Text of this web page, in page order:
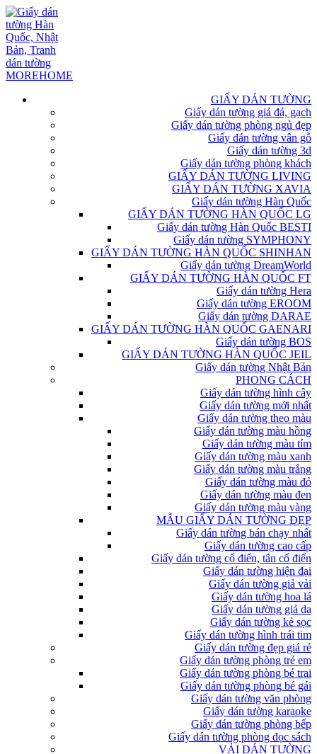
GIẤY DÁN TƯỜNG
Giấy dán tường giả đá, gạch
Giấy dán tường phòng ngủ đẹp
Giấy dán tường vân gỗ
Giấy dán tường 3d
Giấy dán tường phòng khách
GIẤY DÁN TƯỜNG LIVING
GIẤY DÁN TƯỜNG XAVIA
Giấy dán tường Hàn Quốc
GIẤY DÁN TƯỜNG HÀN QUỐC LG
Giấy dán tường Hàn Quốc BESTI
Giấy dán tường SYMPHONY
GIẤY DÁN TƯỜNG HÀN QUỐC SHINHAN
Giấy dán tường DreamWorld
GIẤY DÁN TƯỜNG HÀN QUỐC FT
Giấy dán tường Hera
Giấy dán tường EROOM
Giấy dán tường DARAE
GIẤY DÁN TƯỜNG HÀN QUỐC GAENARI
Giấy dán tường BOS
GIẤY DÁN TƯỜNG HÀN QUỐC JEIL
Giấy dán tường Nhật Bản
PHONG CÁCH
Giấy dán tường hình cây
Giấy dán tường mới nhất
Giấy dán tường theo màu
Giấy dán tường màu hồng
Giấy dán tường màu tím
Giấy dán tường màu xanh
Giấy dán tường màu trắng
Giấy dán tường màu đỏ
Giấy dán tường màu đen
Giấy dán tường màu vàng
MẪU GIẤY DÁN TƯỜNG ĐẸP
Giấy dán tường bán chạy nhất
Giấy dán tường cao cấp
Giấy dán tường cổ điển, tân cổ điển
Giấy dán tường hiện đại
Giấy dán tường giả vải
Giấy dán tường hoa lá
Giấy dán tường giả da
Giấy dán tường kẻ sọc
Giấy dán tường hình trái tim
Giấy dán tường đẹp giá rẻ
Giấy dán tường phòng trẻ em
Giấy dán tường phòng bé trai
Giấy dán tường phòng bé gái
Giấy dán tường văn phòng
Giấy dán tường karaoke
Giấy dán tường phòng bếp
Giấy dán tường phòng đọc sách
VẢI DÁN TƯỜNG